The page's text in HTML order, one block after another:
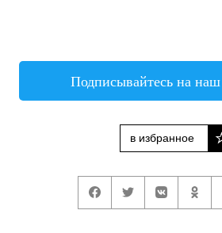
Подписывайтесь на
в избранное